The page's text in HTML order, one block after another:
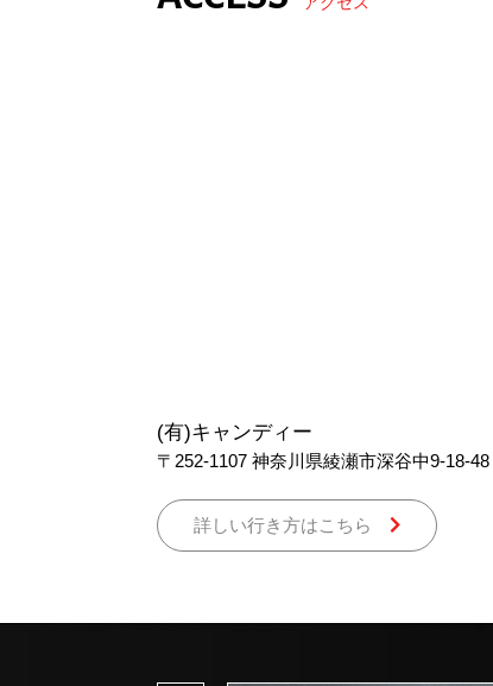
(有)キャンディー
〒252-1107 神奈川県綾瀬市深谷中9-18-48
詳しい行き方はこちら